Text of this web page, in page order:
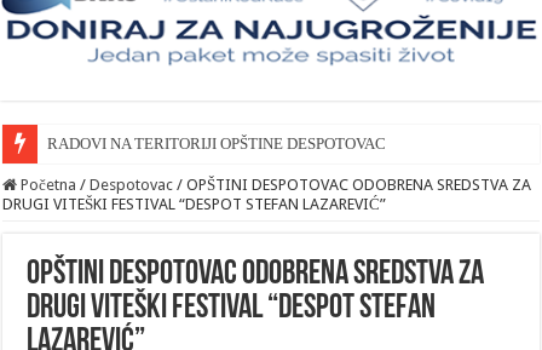
RADOVI NA TERITORIJI OPŠTINE DESPOTOVAC
Početna / Despotovac / OPŠTINI DESPOTOVAC ODOBRENA SREDSTVA ZA
DRUGI VITEŠKI FESTIVAL “DESPOT STEFAN LAZAREVIĆ”
OPŠTINI DESPOTOVAC ODOBRENA SREDSTVA ZA
DRUGI VITEŠKI FESTIVAL “DESPOT STEFAN
LAZAREVIĆ”